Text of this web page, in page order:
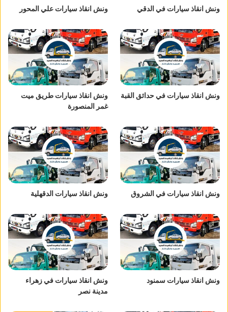
ونش انقاذ سيارات في الدقي ونش انقاذ سيارات علي المحور
ونش انقاذ سيارات في حدائق القبة
ونش انقاذ سيارات طريق ميت
غمر المنصورة
ونش انقاذ سيارات في الشروق ونش انقاذ سيارات الدقهلية
ونش انقاذ سيارات سمنود
ونش انقاذ سيارات في زهراء
مدينة نصر